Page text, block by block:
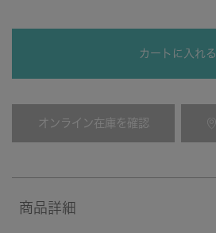
カートに入れる
オンライン在庫を確認
商品詳細